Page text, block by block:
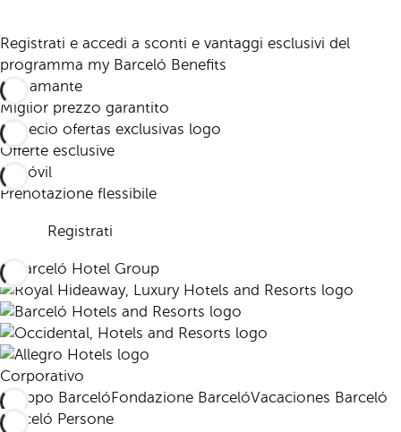
Registrati e accedi a sconti e vantaggi esclusivi del
programma my Barceló Benefits
Miglior prezzo garantito
Offerte esclusive
Prenotazione flessibile
Registrati
Corporativo
Gruppo BarcelóFondazione BarcelóVacaciones Barceló
Barceló Persone